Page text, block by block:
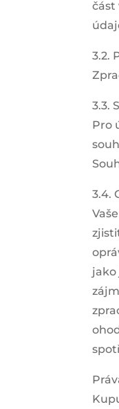
část
3.2.
3.3.
Pro
3.4.
jako